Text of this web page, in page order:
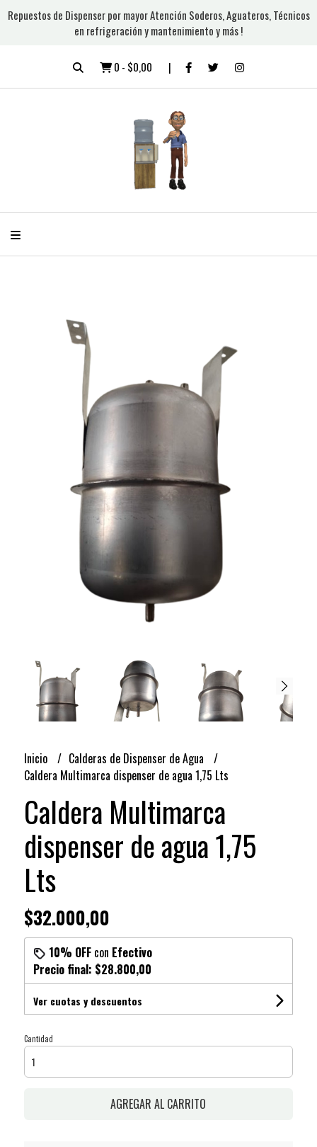
Repuestos de Dispenser por mayor Atención Soderos, Aguateros, Técnicos
en refrigeración y mantenimiento y más !
0 - $0,00
Inicio
Calderas de Dispenser de Agua
Caldera Multimarca dispenser de agua 1,75 Lts
Caldera Multimarca
dispenser de agua 1,75
Lts
$32.000,00
10% OFFcon Efectivo
Precio final: $28.800,00
Ver cuotas y descuentos
Cantidad
AGREGAR AL CARRITO